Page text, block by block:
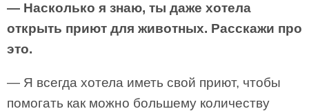
— Насколько я знаю, ты даже хотела
открыть приют для животных. Расскажи про
это.
— Я всегда хотела иметь свой приют, чтобы
помогать как можно большему количеству